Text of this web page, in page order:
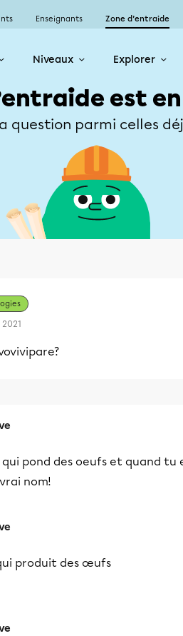
Enseignants Zone d’entraide
Niveaux Explorer
est
question parmi celles
pond des oeufs et quand tu
nom!
produit des œufs